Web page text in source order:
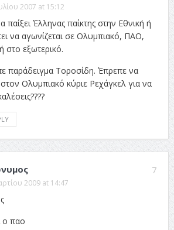
2007 at 15:12
παίξει Έλληνας παίκτης στην Εθνική ή
να αγωνίζεται σε Ολυμπιακό, ΠΑΟ,
στο εξωτερικό.
παράδειγμα Τοροσίδη. Έπρεπε να
Ολυμπιακό κύριε Ρεχάγκελ για να
7
2009 at 14:47
ο παο